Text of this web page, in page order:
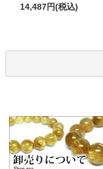
14,487円(税込)